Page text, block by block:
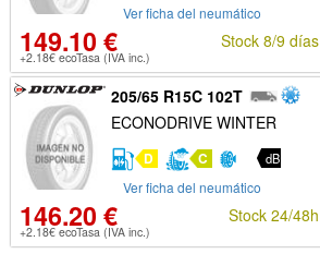
Ver ficha del neumático
149.10 €
+2.18€ ecoTasa (IVA inc.)
Stock 8/9 días
205/65 R15C 102T
ECONODRIVE WINTER
D C dB
Ver ficha del neumático
146.20 €
+2.18€ ecoTasa (IVA inc.)
Stock 24/48h